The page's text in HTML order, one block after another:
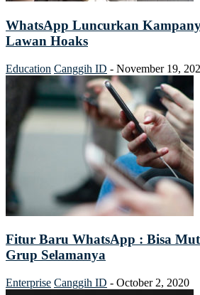
WhatsApp Luncurkan
Lawan Hoaks
Education Canggih ID - November 19,
Fitur Baru WhatsApp : Bisa
Grup Selamanya
Enterprise Canggih ID - October 2, 2020